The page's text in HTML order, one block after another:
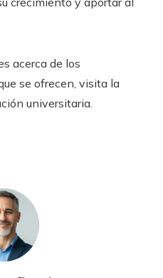
acerca de los
se ofrecen, visita la
universitaria.